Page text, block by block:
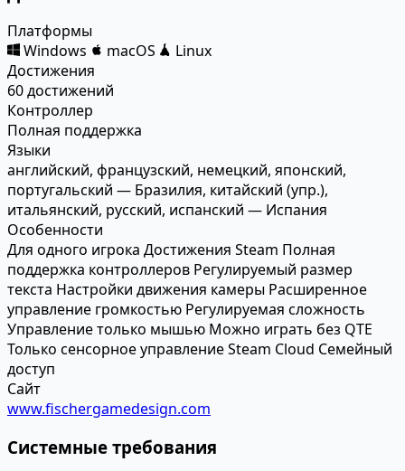
Платформы
Windows
macOS
Linux
Достижения
60 достижений
Контроллер
Полная поддержка
Языки
английский, французский, немецкий, японский,
португальский — Бразилия, китайский (упр.),
итальянский, русский, испанский — Испания
Особенности
Для одного игрока Достижения Steam Полная
поддержка контроллеров Регулируемый размер
текста Настройки движения камеры Расширенное
управление громкостью Регулируемая сложность
Управление только мышью Можно играть без QTE
Только сенсорное управлениеSteam Cloud Семейный
доступ
Сайт
www.fischergamedesign.com
Системные требования